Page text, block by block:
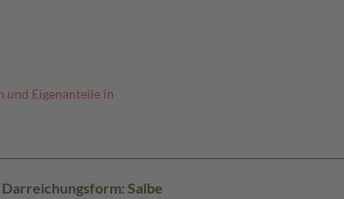
und Eigenanteile in
Darreichungsform: Salbe